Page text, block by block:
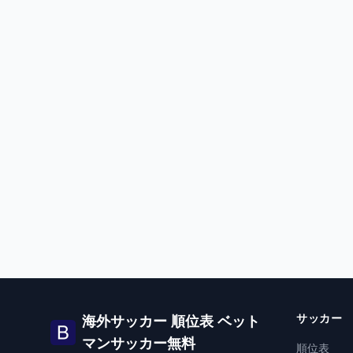
海外サッカー 順位表 ベット
マンサッカー無料
サッカー
順位表